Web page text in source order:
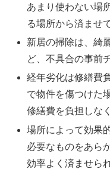
あまり使わない場
る場所から済ませ
新居の掃除は、綺
ど、不具合の事前
経年劣化は修繕費
で物件を傷つけた
修繕費を負担しな
場所によって効果
必要なものをあら
効率よく済ませら